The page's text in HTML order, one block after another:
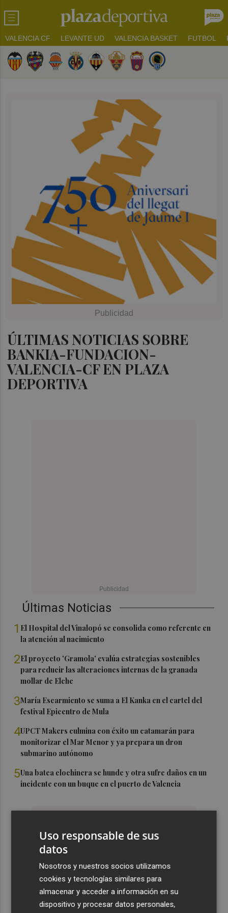
VALENCIA CF LEVANTE UD VALENCIA BASKET FUTBOL
ÚLTIMAS NOTICIAS SOBRE
BANKIA-FUNDACION-
VALENCIA-CF EN PLAZA
DEPORTIVA
Últimas Noticias
1 El Hospital del Vinalopó se consolida como referente en
la atención al nacimiento
2El proyecto 'Gramola' evalúa estrategias sostenibles
para reducir las alteraciones internas de la granada
mollar de Elche
3María Escarmiento se suma a El Kanka en el cartel del
festival Epicentro de Mula
4UPCT Makers culmina con éxito un catamarán para
monitorizar el Mar Menor y ya prepara un dron
submarino autónomo
5Una batea clochinera se hunde y otra sufre daños en un
incidente con un buque en el puerto de Valencia
Uso responsable de sus
datos
Nosotros y nuestros socios utilizamos
cookies y tecnologías similares para
almacenar y acceder a información en su
dispositivo y procesar datos personales,